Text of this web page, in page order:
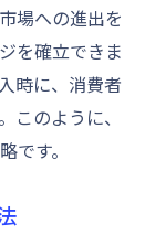
場への進出を
を確立できま
時に、消費者
このように、
です。